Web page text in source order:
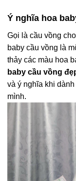
Ý nghĩa hoa
Gọi là cầu vồng
baby cầu vồng là
thảy các màu hoa
baby cầu vồng
và ý nghĩa khi
mình.